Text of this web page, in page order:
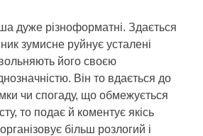
дуже різноформатні. Здається
зумисне руйнує усталені
його своєю
Він то вдається до
чи спогаду, що обмежується
то подає й коментує якісь
більш розлогий і